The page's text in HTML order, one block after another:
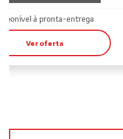
VEJA TODAS AS